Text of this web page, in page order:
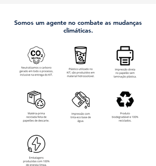
Somos um agente no combate as mudanças
climáticas.